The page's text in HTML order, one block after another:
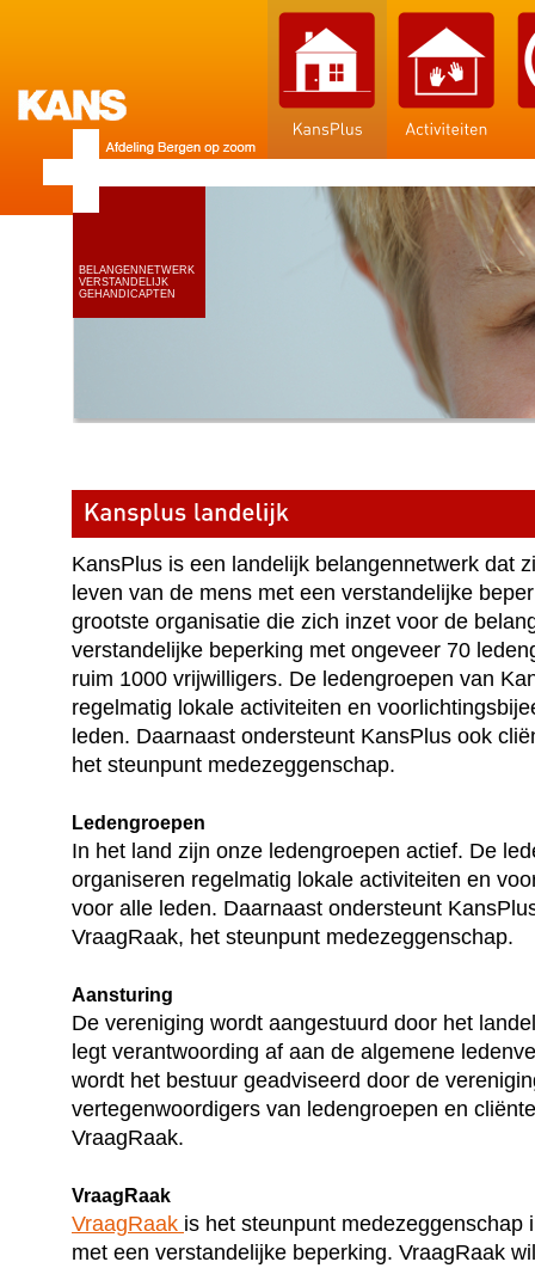
BELANGENNETWERK
VERSTANDELIJK
GEHANDICAPTEN
KansPlus is een landelijk belangennetwerk dat
leven van de mens met een verstandelijke
grootste organisatie die zich inzet voor de
verstandelijke beperking met ongeveer 70
ruim 1000 vrijwilligers. De ledengroepen van
regelmatig lokale activiteiten en
leden. Daarnaast ondersteunt KansPlus ook
het steunpunt medezeggenschap.
Ledengroepen
In het land zijn onze ledengroepen actief. De
organiseren regelmatig lokale activiteiten en
voor alle leden. Daarnaast ondersteunt
VraagRaak, het steunpunt medezeggenschap.
Aansturing
De vereniging wordt aangestuurd door het
legt verantwoording af aan de algemene
wordt het bestuur geadviseerd door de
vertegenwoordigers van ledengroepen en
VraagRaak.
VraagRaak
VraagRaak is het steunpunt medezeggenschap
met een verstandelijke beperking. VraagRaak